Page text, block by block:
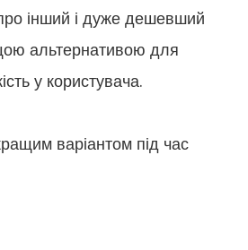
інший і дуже дешевший
альтернативою для
у користувача.
варіантом під час